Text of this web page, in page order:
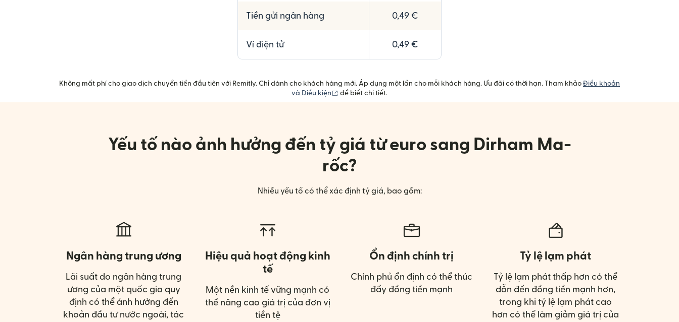
Tiền gửi ngân hàng 0,49 €
Ví điện tử 0,49 €
Không mất phí cho giao dịch chuyển tiền đầu tiên với Remitly. Chỉ dành cho khách hàng mới. Áp dụng một lần cho mỗi khách hàng. Ưu đãi có thời hạn. Tham khảo Điều khoản
và Điều kiện
(mở trong cửa sổ mới)
để biết chi tiết.
Yếu tố nào ảnh hưởng đến tỷ giá từ euro sang Dirham Ma-
rốc?
Nhiều yếu tố có thể xác định tỷ giá, bao gồm:
Ngân hàng trung ương
Lãi suất do ngân hàng trung
ương của một quốc gia quy
định có thể ảnh hưởng đến
khoản đầu tư nước ngoài, tác
Hiệu quả hoạt động kinh
tế
Một nền kinh tế vững mạnh có
thể nâng cao giá trị của đơn vị
tiền tệ
Ổn định chính trị
Chính phủ ổn định có thể thúc
đẩy đồng tiền mạnh
Tỷ lệ lạm phát
Tỷ lệ lạm phát thấp hơn có thể
dẫn đến đồng tiền mạnh hơn,
trong khi tỷ lệ lạm phát cao
hơn có thể làm giảm giá trị của